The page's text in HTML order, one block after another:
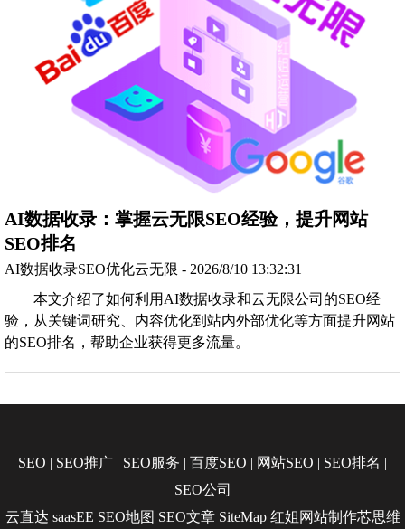
AI数据收录：掌握云无限SEO经验，提升网站
SEO排名
AI数据收录SEO优化云无限 - 2026/8/10 13:32:31
本文介绍了如何利用AI数据收录和云无限公司的SEO经
验，从关键词研究、内容优化到站内外部优化等方面提升网站
的SEO排名，帮助企业获得更多流量。
SEO SEO推广 SEO服务 百度SEO 网站SEO SEO排名
SEO公司
云直达 saasEE SEO地图 SEO文章 SiteMap 红姐网站制作芯思维